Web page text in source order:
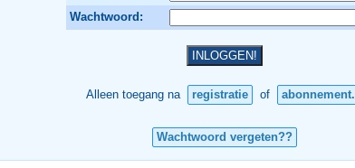
Wachtwoord:
Alleen toegang na registratie of abonnement.
Wachtwoord vergeten??